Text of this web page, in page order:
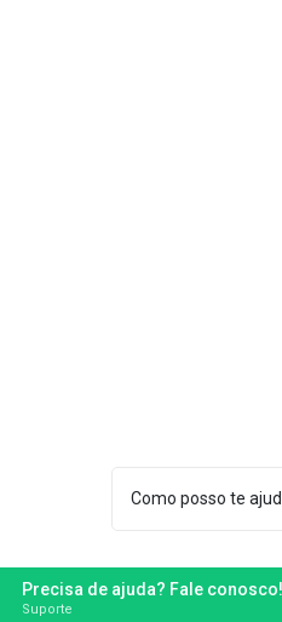
Como posso te
Precisa de ajuda? Fale conosco!
Suporte